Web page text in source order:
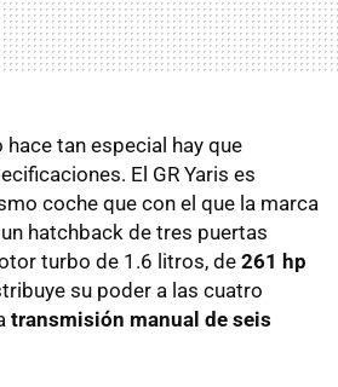
hace tan especial hay que
El GR Yaris es
coche que con el que la marca
hatchback de tres puertas
turbo de 1.6 litros, de 261 hp
su poder a las cuatro
transmisión manual de seis